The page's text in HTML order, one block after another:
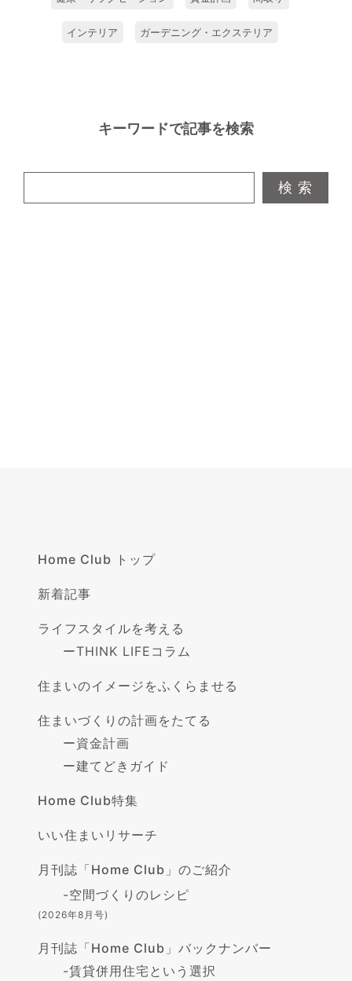
インテリア ガーデニング・エクステリア
キーワードで記事を検索
検 索
Home Club トップ
新着記事
ライフスタイルを考える
ーTHINK LIFEコラム
住まいのイメージをふくらませる
住まいづくりの計画をたてる
ー資金計画
ー建てどきガイド
Home Club特集
いい住まいリサーチ
月刊誌「Home Club」のご紹介
-空間づくりのレシピ
(2026年8月号)
月刊誌「Home Club」バックナンバー
-賃貸併用住宅という選択